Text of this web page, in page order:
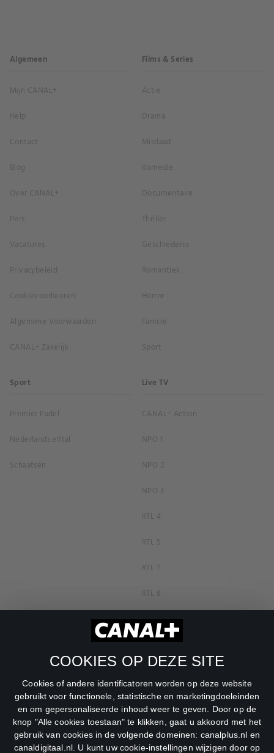
COOKIES OP DEZE SITE
Cookies of andere identificatoren worden op deze website
gebruikt voor functionele, statistische en marketingdoeleinden
en om gepersonaliseerde inhoud weer te geven. Door op de
knop "Alle cookies toestaan" te klikken, gaat u akkoord met het
gebruik van cookies in de volgende domeinen: canalplus.nl en
canaldigitaal.nl. U kunt uw cookie-instellingen wijzigen door op
Algemeen
Mijn CANAL+
Help
Contact
Blog
Over CANAL+
Pers
Vacatures
Privacybeleid
Cookievoorkeuren
Algemene Voorwaarden
CANAL+ Zakelijk
Films & Series
Actie
Drama
Misdaad
Komedie
Documentaire
Thriller
Geschiedenis
Romantiek
Horror
Familie
Sport
Sport
Premier Padel
Nederlands elftal
Schaatsen
Live TV
CANAL+ Action
NPO 1
NPO 2
NPO 3
RTL 4
RTL 5
RTL 7
RTL 8
RTL Z
SBS6
Veronica
DreamWorks Channel